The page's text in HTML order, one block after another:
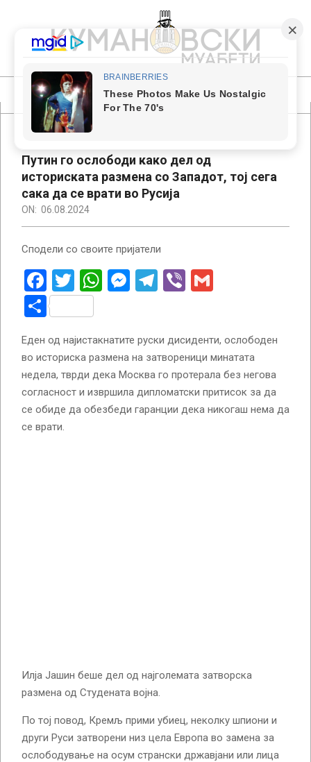
content
КУМАНОВСКИ
МУАБЕТИ
Navigation
Путин го ослободи како дел од
историската размена со Западот, тој сега
сака да се врати во Русија
ON: 06.08.2024
Сподели со своите пријатели
Facebook
Twitter
WhatsApp
Messenger
Telegram
Viber
Share
Еден од најистакнатите руски дисиденти, ослободен
во историска размена на затвореници минатата
недела, тврди дека Москва го протерала без негова
согласност и извршила дипломатски притисок за да
се обиде да обезбеди гаранции дека никогаш нема да
се врати.
Илја Јашин беше дел од најголемата затворска
размена од Студената војна.
По тој повод, Кремљ прими убиец, неколку шпиони и
други Руси затворени низ цела Европа во замена за
ослободување на осум странски државјани или лица